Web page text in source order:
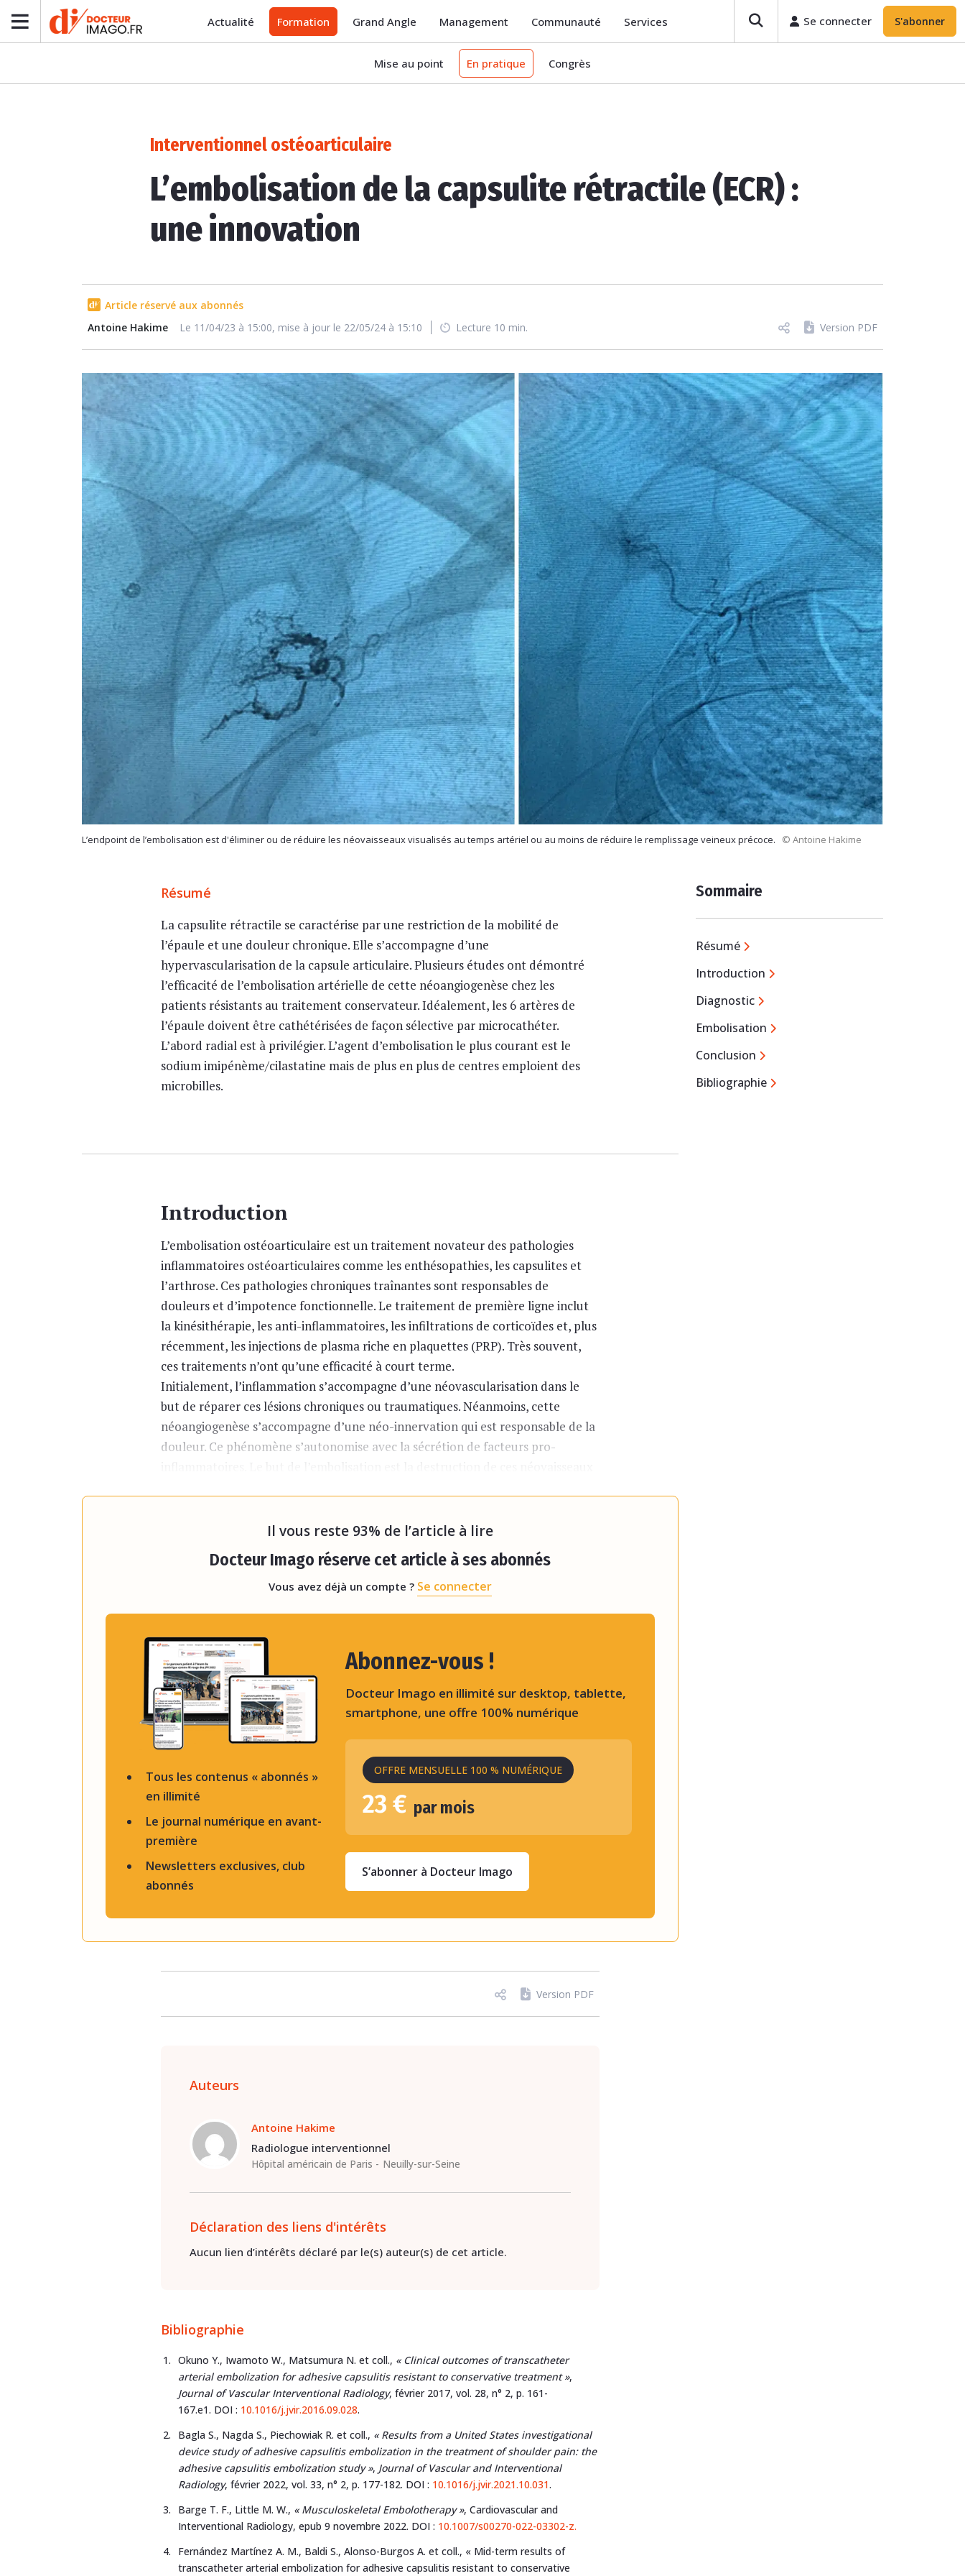
Actualité Formation Grand Angle Management Communauté Services Se connecter S'abonner
Mise au point En pratique Congrès
Interventionnel ostéoarticulaire
L’embolisation de la capsulite rétractile (ECR) :
une innovation
Article réservé aux abonnés
Antoine Hakime
Le 11/04/23 à 15:00, mise à jour le 22/05/24 à 15:10 Lecture 10 min. Version PDF
L’endpoint de l’embolisation est d'éliminer ou de réduire les néovaisseaux visualisés au temps artériel ou au moins de réduire le remplissage veineux précoce. © Antoine Hakime
Résumé
La capsulite rétractile se caractérise par une restriction de la mobilité de
l’épaule et une douleur chronique. Elle s’accompagne d’une
hypervascularisation de la capsule articulaire. Plusieurs études ont démontré
l’efficacité de l’embolisation artérielle de cette néoangiogenèse chez les
patients résistants au traitement conservateur. Idéalement, les 6 artères de
l’épaule doivent être cathétérisées de façon sélective par microcathéter.
L’abord radial est à privilégier. L’agent d’embolisation le plus courant est le
sodium imipénème/cilastatine mais de plus en plus de centres emploient des
microbilles.
Introduction
L’embolisation ostéoarticulaire est un traitement novateur des pathologies
inflammatoires ostéoarticulaires comme les enthésopathies, les capsulites et
l’arthrose. Ces pathologies chroniques traînantes sont responsables de
douleurs et d’impotence fonctionnelle. Le traitement de première ligne inclut
la kinésithérapie, les anti-inflammatoires, les infiltrations de corticoïdes et, plus
récemment, les injections de plasma riche en plaquettes (PRP). Très souvent,
ces traitements n’ont qu’une efficacité à court terme.
Initialement, l’inflammation s’accompagne d’une néovascularisation dans le
but de réparer ces lésions chroniques ou traumatiques. Néanmoins, cette
néoangiogenèse s’accompagne d’une néo-innervation qui est responsable de la
douleur. Ce phénomène s’autonomise avec la sécrétion de facteurs pro-
Il vous reste 93% de l’article à lire
Docteur Imago réserve cet article à ses abonnés
Vous avez déjà un compte ? Se connecter
Tous les contenus « abonnés »
en illimité
Le journal numérique en avant-
première
Newsletters exclusives, club
abonnés
Abonnez-vous !
Docteur Imago en illimité sur desktop, tablette,
smartphone, une offre 100% numérique
OFFRE MENSUELLE 100 % NUMÉRIQUE
23 € par mois
S’abonner à Docteur Imago
Version PDF
Auteurs
Antoine Hakime
Radiologue interventionnel
Hôpital américain de Paris Neuilly-sur-Seine
Déclaration des liens d'intérêts
Aucun lien d’intérêts déclaré par le(s) auteur(s) de cet article.
Bibliographie
Okuno Y., Iwamoto W., Matsumura N. et coll., « Clinical outcomes of transcatheter
arterial embolization for adhesive capsulitis resistant to conservative treatment »,
Journal of Vascular Interventional Radiology, février 2017, vol. 28, n° 2, p. 161-
167.e1. DOI : 10.1016/j.jvir.2016.09.028.
Bagla S., Nagda S., Piechowiak R. et coll., «Results from a United States investigational
device study of adhesive capsulitis embolization in the treatment of shoulder pain: the
adhesive capsulitis embolization study », Journal of Vascular and Interventional
Radiology, février 2022, vol. 33, n° 2, p. 177-182. DOI : 10.1016/j.jvir.2021.10.031.
Barge T. F., Little M. W., « Musculoskeletal Embolotherapy », Cardiovascular and
Interventional Radiology, epub 9 novembre 2022. DOI : 10.1007/s00270-022-03302-z.
Fernández Martínez A. M., Baldi S., Alonso-Burgos A. et coll., « Mid-term results of
transcatheter arterial embolization for adhesive capsulitis resistant to conservative
Sommaire
Résumé
Introduction
Diagnostic
Embolisation
Conclusion
Bibliographie